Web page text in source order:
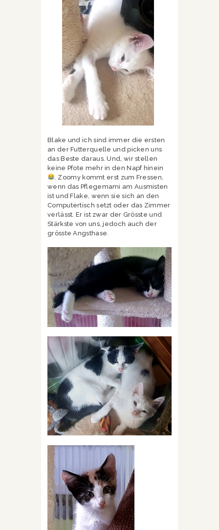
Blake und ich sind immer die ersten
an der Futterquelle und picken uns
das Beste daraus. Und, wir stellen
keine Pfote mehr in den Napf hinein
. Zoomy kommt erst zum Fressen,
wenn das Pflegemami am Ausmisten
ist und Flake, wenn sie sich an den
Computertisch setzt oder das Zimmer
verlässt. Er ist zwar der Grösste und
Stärkste von uns, jedoch auch der
grösste Angsthase.